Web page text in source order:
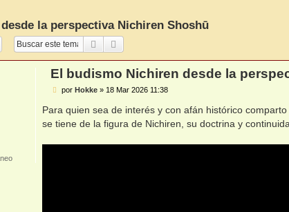
la perspectiva Nichiren Shoshū
Buscar
El budismo Nichiren desde la
M
n
s
a
e
porHokke » 18 Mar 2026 11:38
Para quien sea de interés y con afán histórico
se tiene de la figura de Nichiren, su doctrina y